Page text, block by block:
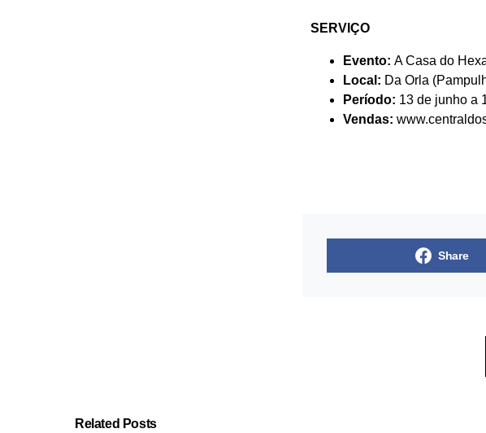
SERVIÇO
Evento: A Casa do
Local: Da Orla
Período: 13 de junho a
Vendas:
Share
Related Posts